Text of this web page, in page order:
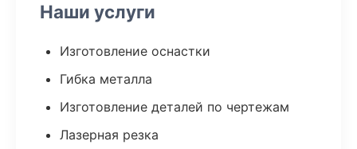
Наши услуги
Изготовление оснастки
Гибка металла
Изготовление деталей по чертежам
Лазерная резка